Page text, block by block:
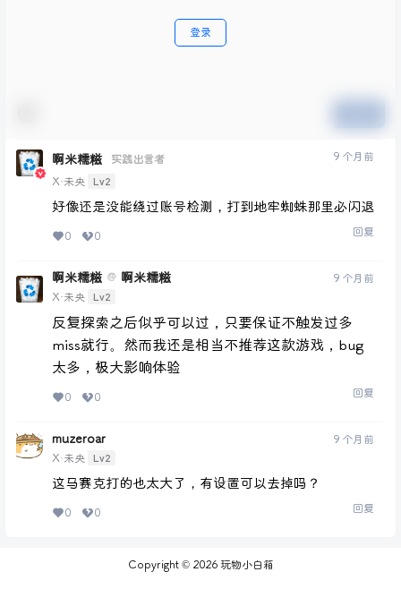
登录
啊米糯糍
实践出言者
X·未央
Lv2
9 个月前
好像还是没能绕过账号检测，打到地牢蜘蛛那里必闪退
0 0 回复
啊米糯糍 @ 啊米糯糍
X·未央 Lv2
9 个月前
反复探索之后似乎可以过，只要保证不触发过多
miss就行。然而我还是相当不推荐这款游戏，bug
太多，极大影响体验
0 0 回复
muzeroar
X·未央 Lv2
9 个月前
这马赛克打的也太大了，有设置可以去掉吗？
0 0 回复
Copyright © 2026玩物小白箱